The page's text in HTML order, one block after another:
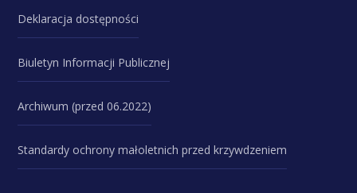
Deklaracja dostępności
Biuletyn Informacji Publicznej
Archiwum (przed 06.2022)
Standardy ochrony małoletnich przed krzywdzeniem